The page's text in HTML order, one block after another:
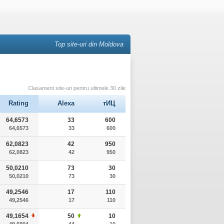
Top site-uri din Moldova
Clasament site-uri pentru ultimele 30 zile
Rating Alexa тИЦ
64,6573
64,6573
33
33
600
600
62,0823
62,0823
42
42
950
950
50,0210
50,0210
73
73
30
30
49,2546
49,2546
17
17
110
110
49,1654 50 10